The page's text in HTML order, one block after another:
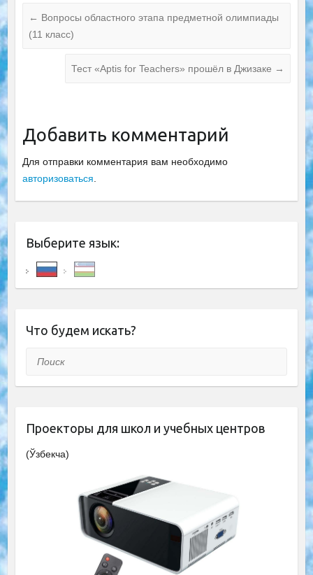
← Вопросы областного этапа предметной олимпиады
(11 класс)
Тест «Aptis for Teachers» прошёл в Джизаке →
Добавить комментарий
Для отправки комментария вам необходимо
авторизоваться
Выберите язык:
Что будем искать?
Поиск
Проекторы для школ и учебных центров
(Ўзбекча)